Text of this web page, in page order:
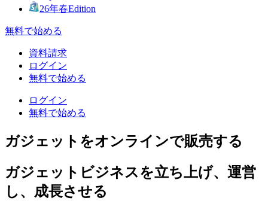
26年春Edition
無料で始める
資料請求
ログイン
無料で始める
ログイン
無料で始める
ガジェットをオンラインで販売する
ガジェットビジネスを立ち上げ、運営
し、成長させる